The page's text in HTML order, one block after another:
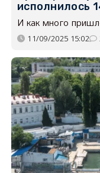
исполнилось
И как много
11/09/2025 15:02